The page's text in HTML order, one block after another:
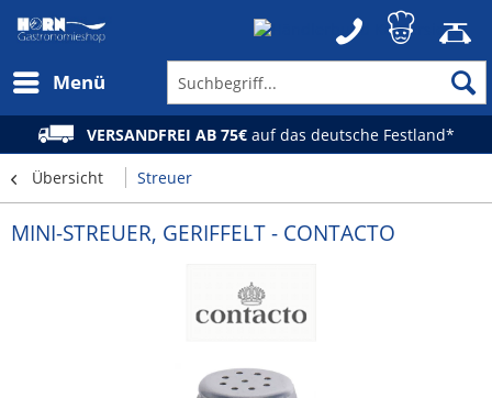
Menü
VERSANDFREI AB 75€ auf das deutsche Festland*
Übersicht Streuer
MINI-STREUER, GERIFFELT - CONTACTO